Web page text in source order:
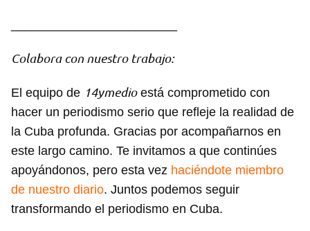
Colabora con nuestro trabajo:
El equipo de 14ymedioestá comprometido con
hacer un periodismo serio que refleje la realidad de
la Cuba profunda. Gracias por acompañarnos en
este largo camino. Te invitamos a que continúes
apoyándonos, pero esta vez haciéndote miembro
de nuestro diario. Juntos podemos seguir
transformando el periodismo en Cuba.